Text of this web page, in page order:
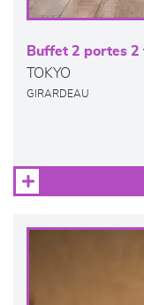
Buffet 2 portes 2
TOKYO
GIRARDEAU